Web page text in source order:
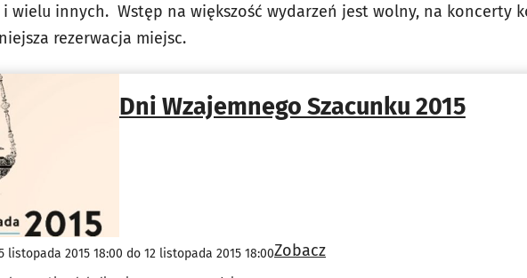
i wielu innych. Wstęp na większość wydarzeń jest wolny, na koncerty
rezerwacja miejsc.
Dni Wzajemnego Szacunku 2015
listopada 2015 18:00 do 12 listopada 2015 18:00Zobacz